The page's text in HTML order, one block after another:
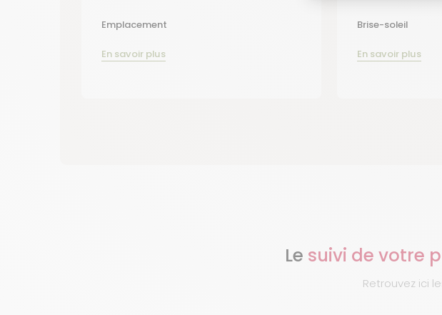
Emplacement
En savoir plus
Brise-soleil
En savoir plus
Le suivi de votre
Retrouvez ici